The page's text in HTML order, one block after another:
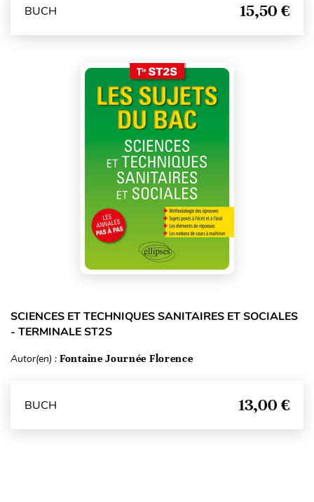
BUCH 15,50 €
SCIENCES ET TECHNIQUES SANITAIRES ET SOCIALES
- TERMINALE ST2S
Autor(en) : Fontaine Journée Florence
BUCH 13,00 €